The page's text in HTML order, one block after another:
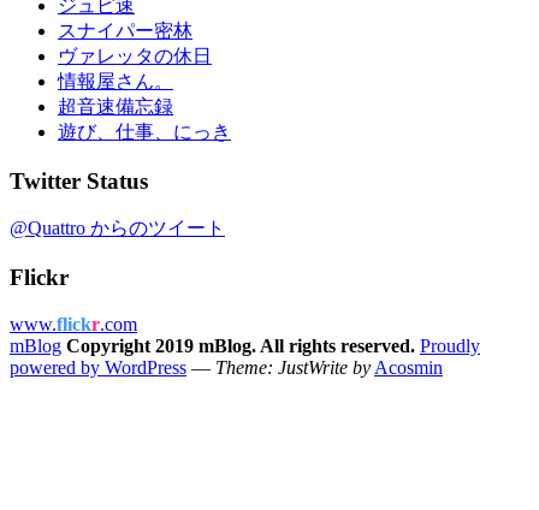
ジュピ速
スナイパー密林
ヴァレッタの休日
情報屋さん。
超音速備忘録
遊び、仕事、にっき
Twitter Status
@Quattro からのツイート
Flickr
www.flickr.com
mBlog Copyright 2019 mBlog. All rights reserved. Proudly
powered by WordPress — Theme: JustWrite by Acosmin